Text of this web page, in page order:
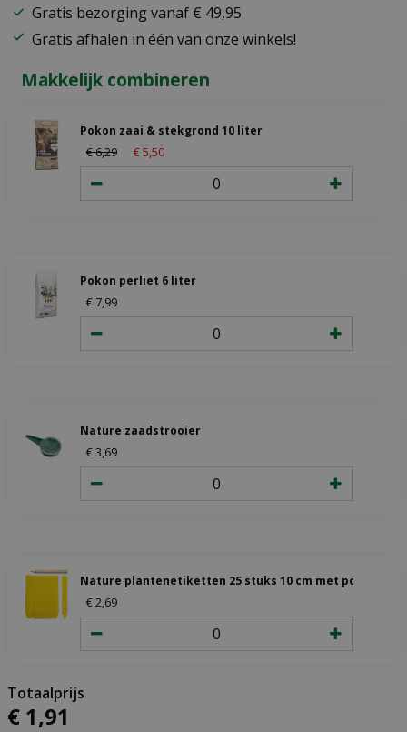
Gratis bezorging vanaf € 49,95
Gratis afhalen in één van onze winkels!
Makkelijk combineren
Pokon zaai & stekgrond 10 liter
€6,29 €5 50
Pokon perliet 6 liter
€ 7 99
Nature zaadstrooier
€3 69
Nature plantenetiketten 25 stuks 10 cm met potlood
€ 2 69
€ 1,91